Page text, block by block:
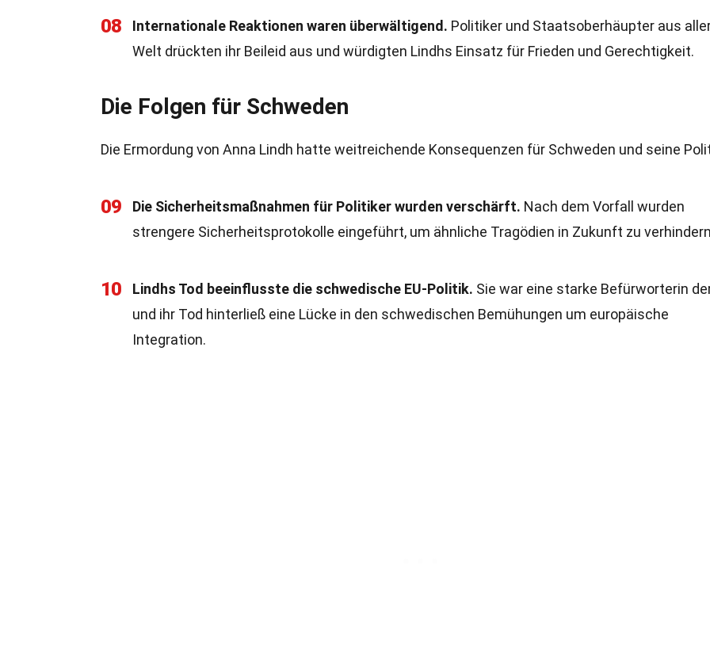
08 Internationale Reaktionen waren überwältigend. Politiker und Staatsoberhäupter aus
Welt drückten ihr Beileid aus und würdigten Lindhs Einsatz für Frieden und Gerechtigkeit.
Die Folgen für Schweden
Die Ermordung von Anna Lindh hatte weitreichende Konsequenzen für Schweden und seine
09 Die Sicherheitsmaßnahmen für Politiker wurden verschärft. Nach dem Vorfall wurden
strengere Sicherheitsprotokolle eingeführt, um ähnliche Tragödien in Zukunft zu
10 Lindhs Tod beeinflusste die schwedische EU-Politik. Sie war eine starke Befürworterin
und ihr Tod hinterließ eine Lücke in den schwedischen Bemühungen um europäische
Integration.